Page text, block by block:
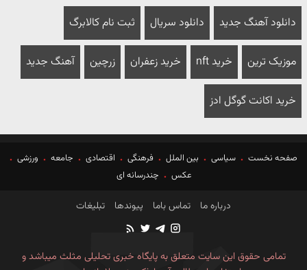
دانلود آهنگ جدید دانلود سریال ثبت نام کالابرگ
موزیک ترین خرید nft خرید زعفران زرچین آهنگ جدید
خرید اکانت گوگل ادز
صفحه نخست سیاسی بین الملل فرهنگی اقتصادی جامعه
ورزشی
عکس
چندرسانه ای
درباره ما تماس باما پیوندها تبلیغات
تمامی حقوق این سایت متعلق به پایگاه خبری تحلیلی مثلث میباشد و